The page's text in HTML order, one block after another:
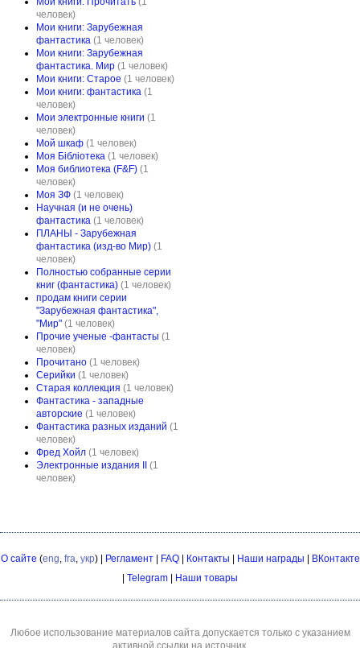
человек)
Мои книги: Зарубежная
фантастика (1 человек)
Мои книги: Зарубежная
фантастика. Мир (1 человек)
Мои книги: Старое (1 человек)
Мои книги: фантастика (1
человек)
Мои электронные книги (1
человек)
Мой шкаф (1 человек)
Моя Бібліотека (1 человек)
Моя библиотека (F&F) (1
человек)
Моя ЗФ (1 человек)
Научная (и не очень)
фантастика (1 человек)
ПЛАНЫ - Зарубежная
фантастика (изд-во Мир) (1
человек)
Полностью собранные серии
книг (фантастика) (1 человек)
продам книги серии
"Зарубежная фантастика",
"Мир" (1 человек)
Прочие ученые -фантасты (1
человек)
Прочитано (1 человек)
Серийки (1 человек)
Старая коллекция (1 человек)
Фантастика - западные
авторские (1 человек)
Фантастика разных изданий (1
человек)
Фред Хойл (1 человек)
Электронные издания II
(1
человек)
О сайте (eng, fra, укр) | Регламент| FAQ| Контакты Наши награды
ВКонтакте
Telegram Наши товары
Любое использование материалов сайта допускается только с указанием
активной ссылки на источник.